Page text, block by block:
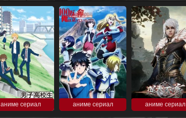
аниме сериал аниме сериал аниме сериал